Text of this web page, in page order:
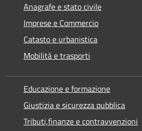
Anagrafe e stato civile
Imprese e Commercio
Catasto e urbanistica
Mobilità e trasporti
Educazione e formazione
Giustizia e sicurezza pubblica
Tributi,finanze e contravvenzioni